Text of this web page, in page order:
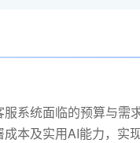
系统面临的预算与
本及实用AI能力，实